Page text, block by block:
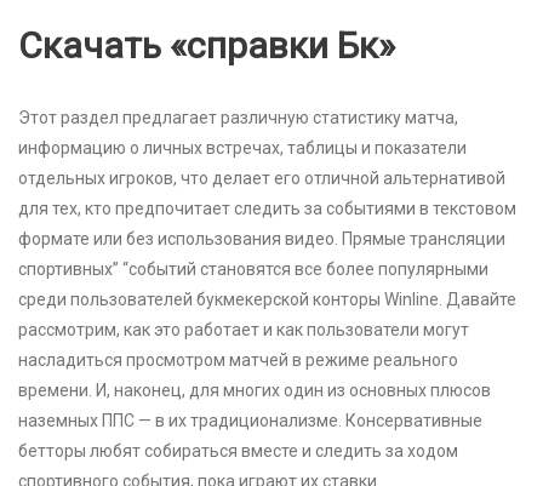
Скачать «справки Бк»
Этот раздел предлагает различную статистику матча,
информацию о личных встречах, таблицы и показатели
отдельных игроков, что делает его отличной альтернативой
для тех, кто предпочитает следить за событиями в текстовом
формате или без использования видео. Прямые трансляции
спортивных” “событий становятся все более популярными
среди пользователей букмекерской конторы Winline. Давайте
рассмотрим, как это работает и как пользователи могут
насладиться просмотром матчей в режиме реального
времени. И, наконец, для многих один из основных плюсов
наземных ППС — в их традиционализме. Консервативные
бетторы любят собираться вместе и следить за ходом
спортивного события, пока играют их ставки.